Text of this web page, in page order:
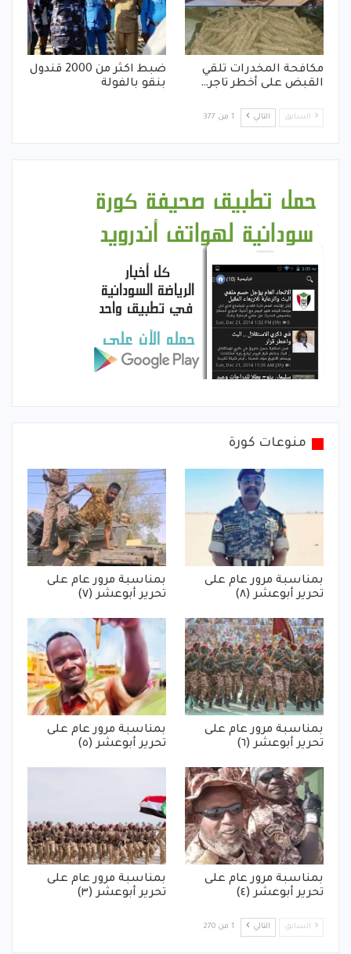
مكافحة المخدرات تلقي
القبض على أخطر تاجر…
ضبط اكثر من 2000 قندول
بنقو بالفولة
السابق التالي 1 من 377
منوعات كورة
بمناسبة مرور عام على
تحرير أبوعشر (٨)
بمناسبة مرور عام على
تحرير أبوعشر (٧)
بمناسبة مرور عام على
تحرير أبوعشر (٦)
بمناسبة مرور عام على
تحرير أبوعشر (٥)
بمناسبة مرور عام على
تحرير أبوعشر (٤)
بمناسبة مرور عام على
تحرير أبوعشر (٣)
السابق التالي 1 من 270